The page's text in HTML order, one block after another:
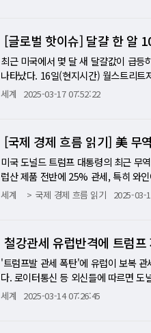
완전히 망가지기 전에 얼마나 더 밀
다"고 말했다. 반면 또 다른 CFO는
라와 지역이 포함될지는 분명치 않다
으로 유럽연합(EU)와 멕시코, 일본,
경제연구소 선임위원은 "200여 명의
하기는 쉽지 않을 것"이라고 했다. 실
적인 내용이나 실행 방안을 내놓지 못
통화스와프 계약을 체결하고 달러 유
여 크레디트 스위스(CS)의 유동성 위
지원이 중요하다고 강조했다. '트럼프
다. 한 관계자는 "미국 당국의 국제 협
도 문제가 곧 더 공식적인 논의 테이
는 독립적인 기관이지만, 트럼프 대
도를 보여왔다. 그는 파월 연준 의장
파장을 불러올 것이며, 미국 경제에도
대한 수요가 감소할 수 있다는 것이다.
만은 아니다. 더 근본적으로는 미국의
다. 미국과 연준의 입장은? 트럼프
이와 상반되는 경우가 많다. 트럼프
지 않는다. 연준은 정치적 압력에 굴복
현실적으로 정치적 외풍을 완전히 차
도를 낮추기 위해 다양한 방안을 모색
널드 트럼프 미국 행정부가 미국에
가 EU는 4월 13일부터 180억 유로(
단계로 나눠 시행하지 않고 4월 중순
고 "트럼프 행정부가 4월 2일 시행을
율을 적용하기 때문에 미리 보복 조치
를 두고 일부 유럽 국가들의 반발이
부과하겠다"고 으름장을 놓았기 때문
회의에서도 관련 우려 목소리가 나왔
대상 품목 목록을 회원국들과 한꺼번
[글로벌 핫이슈] 달걀 한 알
최근 미국에서 몇 달 새 달걀값이 급등
나타났다. 16일(현지시간) 월스트리
가 지난해 10월 이후 멕시코에서 들
늘어난 때문이다. 미국 농무부는 검
사스주 엘패소 검문소에서 한 픽업트
당시 국경 요원들은 마약 밀반입 때문
물가 통계 발표에 따르면 미국에서
최고치를 기록했다. 대도시의 일부 소
한 조류 인플루엔자와 소비자들의 달
승에 대응하기 위해 나서고 있다. 법
최대 10억 달러(한화 약 1조4500억
세계 2025-03-17 07:52:22
[국제 경제 흐름 읽기] 美 무
미국 도널드 트럼프 대통령의 최근 무
럽산 제품 전반에 25% 관세, 특히 와
기로 활용하려는 의도를 드러내고 있
자금 지원을 줄이고 달러의 경쟁자로
제약, 와인, 화장품 분야에서 450억
스 샴페인 수출의 최대 고객으로, 작
억 원)에 달해 전체 수출의 4분의 1을
전망했다. 간단한 거시경제 시뮬레이
세계 국제 경제 흐름 읽기 2025-03-
철강관세 유럽반격에 트럼
'트럼프발 관세 폭탄'에 유럽이 보복
다. 로이터통신 등 외신들에 따르면
이용하기 위한 목적만으로 태동된 유
세계 2025-03-14 07:26:45